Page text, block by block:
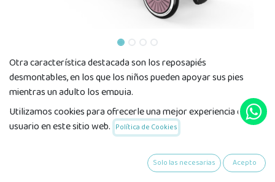
Otra característica destacada son los reposapiés
desmontables, en los que los niños pueden apoyar sus pies
mientras un adulto los empuja.
Características principales:
Utilizamos cookies para ofrecerle una mejor experiencia de
usuario en este sitio web. Política de Cookies
Solo las necesarias Acepto